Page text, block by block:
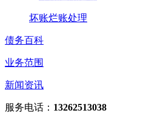
坏账烂账处理
债务百科
业务范围
新闻资讯
服务电话： 13262513038